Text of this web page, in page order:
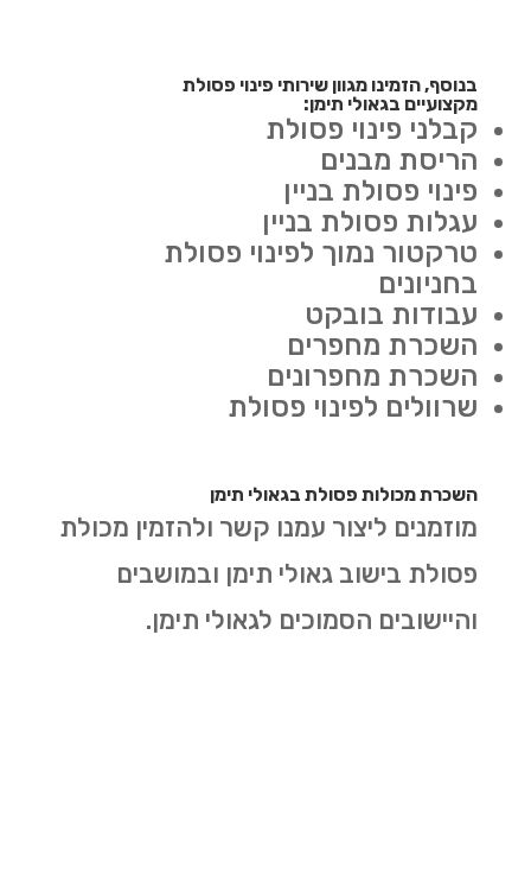
בנוסף, הזמינו מגוון שירותי פינוי פסולת
מקצועיים בגאולי תימן:
קבלני פינוי פסולת
הריסת מבנים
פינוי פסולת בניין
עגלות פסולת בניין
טרקטור נמוך לפינוי פסולת
בחניונים
עבודות בובקט
השכרת מחפרים
השכרת מחפרונים
שרוולים לפינוי פסולת
השכרת מכולות פסולת בגאולי תימן
מוזמנים ליצור עמנו קשר ולהזמין מכולת
פסולת בישוב גאולי תימן ובמושבים
והיישובים הסמוכים לגאולי תימן.